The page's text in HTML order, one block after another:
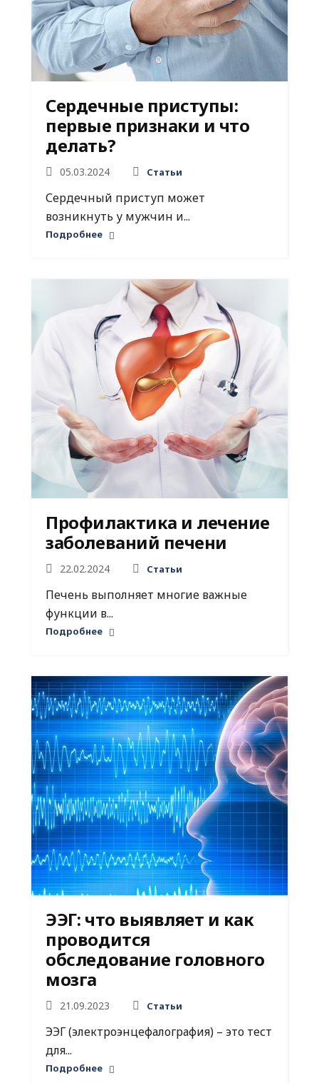
Сердечные приступы:
первые признаки и что
делать?
05.03.2024 Статьи
Сердечный приступ может
возникнуть у мужчин и...
Подробнее
Профилактика и лечение
заболеваний печени
22.02.2024 Статьи
Печень выполняет многие важные
функции в...
Подробнее
ЭЭГ: что выявляет и как
проводится
обследование головного
мозга
21.09.2023 Статьи
ЭЭГ (электроэнцефалография) – это тест
для...
Подробнее